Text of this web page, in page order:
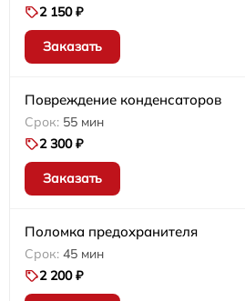
2 150 ₽
Заказать
Повреждение конденсаторов
55 мин
2 300 ₽
Заказать
Поломка предохранителя
45 мин
2 200 ₽